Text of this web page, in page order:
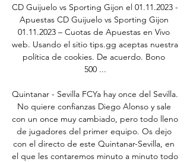
CD Guijuelo vs Sporting Gijon el 01.11.2023 -
Apuestas CD Guijuelo vs Sporting Gijon
01.11.2023 – Cuotas de Apuestas en Vivo
web. Usando el sitio tips.gg aceptas nuestra
política de cookies. De acuerdo. Bono
500 ...
Quintanar - Sevilla FCYa hay once del Sevilla.
No quiere confianzas Diego Alonso y sale
con un once muy cambiado, pero todo lleno
de jugadores del primer equipo. Os dejo
con el directo de este Quintanar-Sevilla, en
el que les contaremos minuto a minuto todo